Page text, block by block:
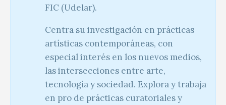
FIC (Udelar).
Centra su investigación en prácticas
artísticas contemporáneas, con
especial interés en los nuevos medios,
las intersecciones entre arte,
tecnología y sociedad. Explora y trabaja
en pro de prácticas curatoriales y